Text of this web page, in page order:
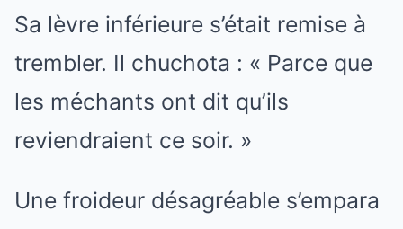
Sa lèvre inférieure s’était remise à
trembler. Il chuchota : « Parce que
les méchants ont dit qu’ils
reviendraient ce soir. »
Une froideur désagréable s’empara